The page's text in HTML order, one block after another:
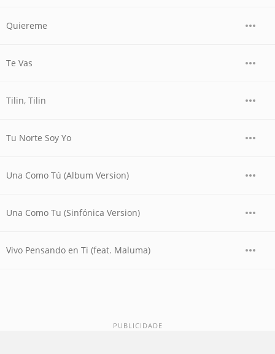
Quiereme
Te Vas
Tilin, Tilin
Tu Norte Soy Yo
Una Como Tú (Album Version)
Una Como Tu (Sinfónica Version)
Vivo Pensando en Ti (feat. Maluma)